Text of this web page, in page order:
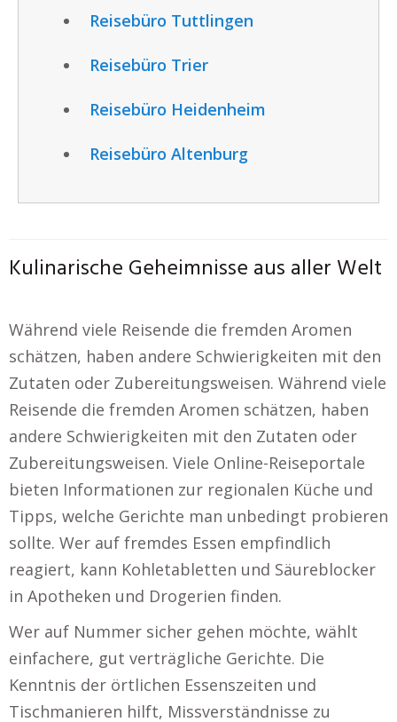
Reisebüro Tuttlingen
Reisebüro Trier
Reisebüro Heidenheim
Reisebüro Altenburg
Kulinarische Geheimnisse aus aller Welt
Während viele Reisende die fremden Aromen
schätzen, haben andere Schwierigkeiten mit den
Zutaten oder Zubereitungsweisen. Während viele
Reisende die fremden Aromen schätzen, haben
andere Schwierigkeiten mit den Zutaten oder
Zubereitungsweisen. Viele Online-Reiseportale
bieten Informationen zur regionalen Küche und
Tipps, welche Gerichte man unbedingt probieren
sollte. Wer auf fremdes Essen empfindlich
reagiert, kann Kohletabletten und Säureblocker
in Apotheken und Drogerien finden.
Wer auf Nummer sicher gehen möchte, wählt
einfachere, gut verträgliche Gerichte. Die
Kenntnis der örtlichen Essenszeiten und
Tischmanieren hilft, Missverständnisse zu